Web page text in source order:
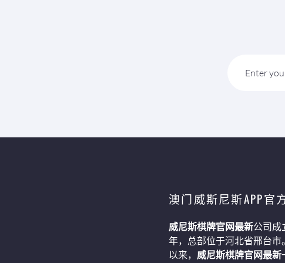
Enter
澳门威斯尼斯APP官
威尼斯棋牌官网最新公司成
年，总部位于河北省邢台市
以来， 威尼斯棋牌官网最新